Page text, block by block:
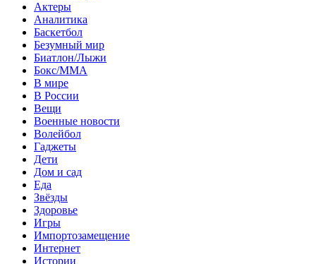
Актеры
Аналитика
Баскетбол
Безумный мир
Биатлон/Лыжи
Бокс/MMA
В мире
В России
Вещи
Военные новости
Волейбол
Гаджеты
Дети
Дом и сад
Еда
Звёзды
Здоровье
Игры
Импортозамещение
Интернет
Истории